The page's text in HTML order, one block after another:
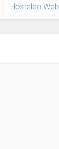
Hosteleo Web